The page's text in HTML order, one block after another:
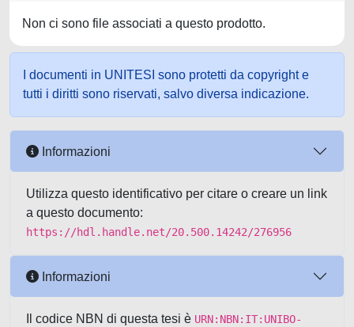
Non ci sono file associati a questo prodotto.
I documenti in UNITESI sono protetti da copyright e
tutti i diritti sono riservati, salvo diversa indicazione.
Informazioni
Utilizza questo identificativo per citare o creare un link
a questo documento:
https://hdl.handle.net/20.500.14242/276956
Informazioni
Il codice NBN di questa tesi è URN:NBN:IT:UNIBO-